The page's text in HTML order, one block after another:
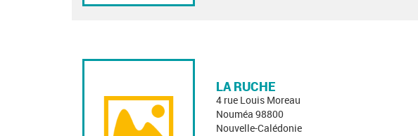
LA RUCHE
4 rue Louis Moreau
Nouméa 98800
Nouvelle-Calédonie